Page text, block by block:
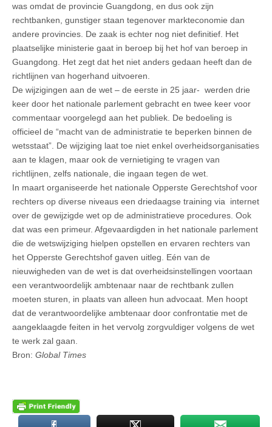
was omdat de provincie Guangdong, en dus ook zijn
rechtbanken, gunstiger staan tegenover markteconomie dan
andere provincies. De zaak is echter nog niet definitief. Het
plaatselijke ministerie gaat in beroep bij het hof van beroep in
Guangdong. Het zegt dat het niet anders gedaan heeft dan de
richtlijnen van hogerhand uitvoeren.
De wijzigingen aan de wet – de eerste in 25 jaar- werden drie
keer door het nationale parlement gebracht en twee keer voor
commentaar voorgelegd aan het publiek. De bedoeling is
officieel de “macht van de administratie te beperken binnen de
wetsstaat”. De wijziging laat toe niet enkel overheidsorganisaties
aan te klagen, maar ook de vernietiging te vragen van
richtlijnen, zelfs nationale, die ingaan tegen de wet.
In maart organiseerde het nationale Opperste Gerechtshof voor
rechters op diverse niveaus een driedaagse training via internet
over de gewijzigde wet op de administratieve procedures. Ook
dat was een primeur. Afgevaardigden in het nationale parlement
die de wetswijziging hielpen opstellen en ervaren rechters van
het Opperste Gerechtshof gaven uitleg. Eén van de
nieuwigheden van de wet is dat overheidsinstellingen voortaan
een verantwoordelijk ambtenaar naar de rechtbank zullen
moeten sturen, in plaats van alleen hun advocaat. Men hoopt
dat de verantwoordelijke ambtenaar door confrontatie met de
aangeklaagde feiten in het vervolg zorgvuldiger volgens de wet
te werk zal gaan.
Bron: Global Times